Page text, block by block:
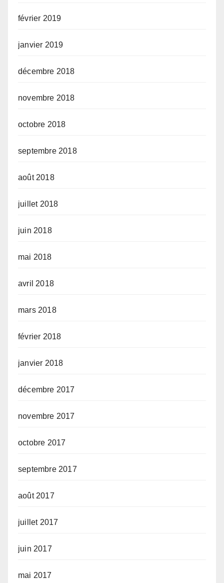
février 2019
janvier 2019
décembre 2018
novembre 2018
octobre 2018
septembre 2018
août 2018
juillet 2018
juin 2018
mai 2018
avril 2018
mars 2018
février 2018
janvier 2018
décembre 2017
novembre 2017
octobre 2017
septembre 2017
août 2017
juillet 2017
juin 2017
mai 2017